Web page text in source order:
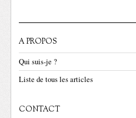
A PROPOS
Qui suis-je ?
Liste de tous les articles
CONTACT